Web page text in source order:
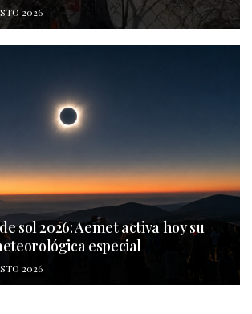
2026
sol 2026: Aemet activa hoy su
especial
2026